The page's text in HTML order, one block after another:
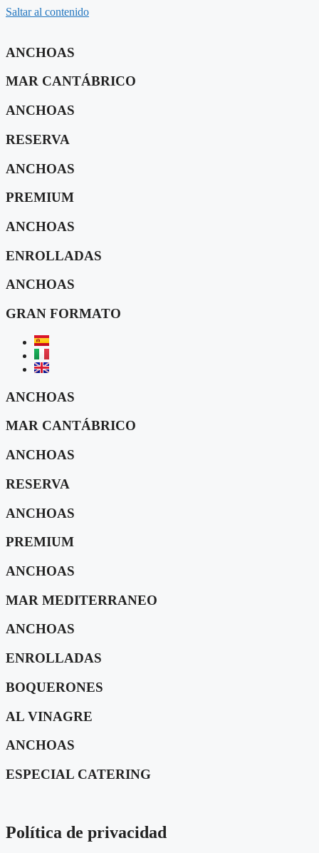
Saltar al contenido
ANCHOAS
MAR CANTÁBRICO
ANCHOAS
RESERVA
ANCHOAS
PREMIUM
ANCHOAS
ENROLLADAS
ANCHOAS
GRAN FORMATO
ANCHOAS
MAR CANTÁBRICO
ANCHOAS
RESERVA
ANCHOAS
PREMIUM
ANCHOAS
MAR MEDITERRANEO
ANCHOAS
ENROLLADAS
BOQUERONES
AL VINAGRE
ANCHOAS
ESPECIAL CATERING
Política de privacidad